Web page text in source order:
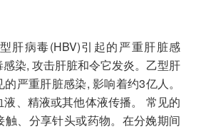
肝病毒(HBV)引起的严重肝脏感
染, 攻击肝脏和令它发炎。乙型肝
严重肝脏感染, 影响着约3亿人。
、精液或其他体液传播。 常见的
触、分享针头或药物。在分娩期间